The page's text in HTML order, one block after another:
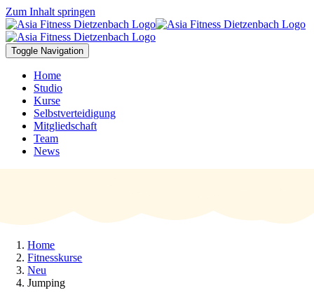
Zum Inhalt springen
Toggle Navigation
Home
Studio
Kurse
Selbstverteidigung
Mitgliedschaft
Team
News
Home
Fitnesskurse
Neu
Jumping